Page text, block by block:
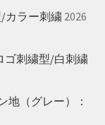
カラー刺繍 2026
ゴ刺繍型/白刺繍
地（グレー）：